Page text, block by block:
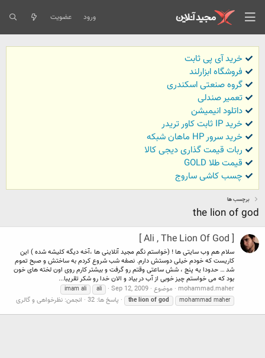
ورود عضویت
خرید آی پی ثابت
فروشگاه ابزارلند
گروه صنعتی اسکندری
تعمیر صندلی
داتلود انیمیشن
خرید IP ثابت کاور تریدر
خرید سرور HP ماهان شبکه
ربات قیمت گذاری دیجی کالا
قیمت طلا GOLD
چسب کاشی ساروج
برچسب ها
the lion of god
[ Ali , The Lion Of God ]
سلام هم وب سایتی ها ! (خواستم نگم مجید آنلاینی ها ،آخه دیگه کلیشه شده ) این
کاریست که خودم خیلی دوستش دارم. نصفه شب شروع کردم به ساختش و صبح تموم
شد … حدودا یه پنج ، شش ساعتی وقتم رو گرفت و بیشتر کارم روی اون لخته های خون
بود که می خواستم چیز خوبی از آب در بیاد و الان خدا رو شکر تقریبا...
mohammad.maher موضوع Sep 12, 2009
ali
imam ali
mohammad maher
the lion of god پاسخ ها: 32 انجمن: نظرخواهی و گالری